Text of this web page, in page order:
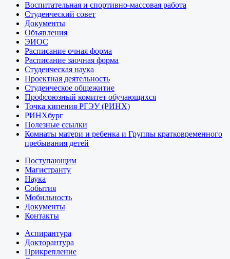
Воспитательная и спортивно-массовая работа
Студенческий совет
Документы
Объявления
ЭИОС
Расписание очная форма
Расписание заочная форма
Студенческая наука
Проектная деятельность
Студенческое общежитие
Профсоюзный комитет обучающихся
Точка кипения РГЭУ (РИНХ)
РИНХбург
Полезные ссылки
Комнаты матери и ребенка и Группы кратковременного
пребывания детей
Поступающим
Магистранту
Наука
События
Мобильность
Документы
Контакты
Аспирантура
Докторантура
Прикрепление